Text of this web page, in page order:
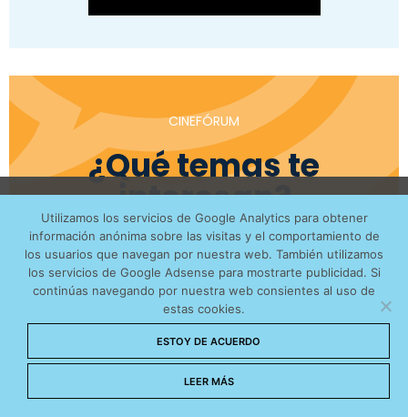
CINEFÓRUM
¿Qué temas te
interesan?
AMISTAD EDUCACIÓN
ESPERANZA INJUSTICIA
VER LISTADO COMPLETO
Utilizamos los servicios de Google Analytics para obtener
información anónima sobre las visitas y el comportamiento de
los usuarios que navegan por nuestra web. También utilizamos
los servicios de Google Adsense para mostrarte publicidad. Si
continúas navegando por nuestra web consientes al uso de
estas cookies.
ESTOY DE ACUERDO
LEER MÁS
tráfico web que recibimos y conocer los servicios que
más os interesan. Puede cambiar las preferencias y
obtener más información sobre las cookies que
utilizamos en nuestra Política de cookies
Aceptar cookies
No permitir cookies